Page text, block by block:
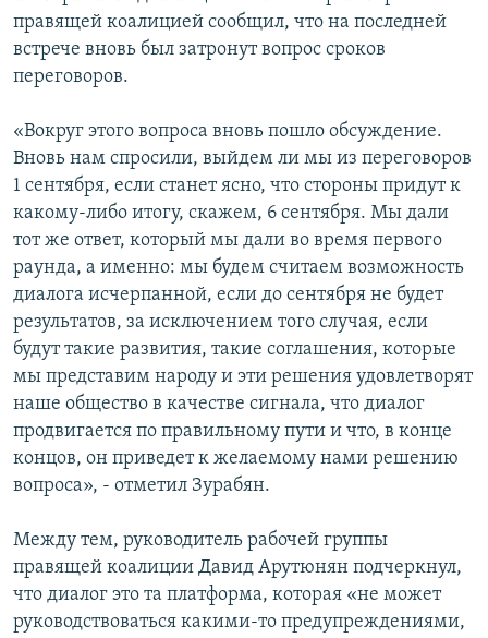
правящей коалицией сообщил, что на последней
встрече вновь был затронут вопрос сроков
переговоров.
«Вокруг этого вопроса вновь пошло обсуждение.
Вновь нам спросили, выйдем ли мы из переговоров
1 сентября, если станет ясно, что стороны придут к
какому-либо итогу, скажем, 6 сентября. Мы дали
тот же ответ, который мы дали во время первого
раунда, а именно: мы будем считаем возможность
диалога исчерпанной, если до сентября не будет
результатов, за исключением того случая, если
будут такие развития, такие соглашения, которые
мы представим народу и эти решения удовлетворят
наше общество в качестве сигнала, что диалог
продвигается по правильному пути и что, в конце
концов, он приведет к желаемому нами решению
вопроса», - отметил Зурабян.
Между тем, руководитель рабочей группы
правящей коалиции Давид Арутюнян подчеркнул,
что диалог это та платформа, которая «не может
руководствоваться какими-то предупреждениями,